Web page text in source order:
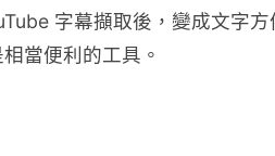
字幕擷取後，變成文字
當便利的工具。